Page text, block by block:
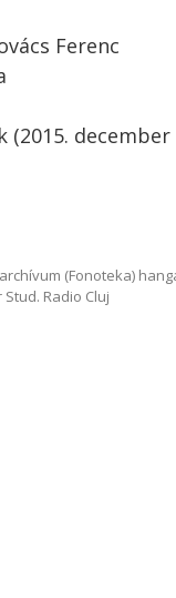
Ferenc
(2015.
(Fonoteka)
Radio Cluj